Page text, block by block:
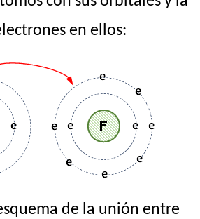
en ellos:
de la unión entre